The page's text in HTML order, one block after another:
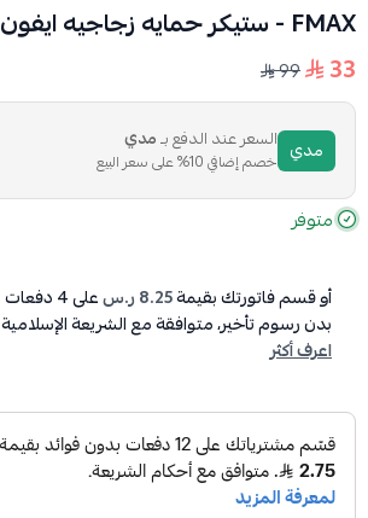
FMAX - ستيكر حمايه زجاجيه ايفون ملاقيف
33
99
مدي السعر عند الدفع بـمدي
خصم إضافي 10% على سعر البيع
متوفر
أو قسم فاتورتك بقيمة8.25 ر.س على4دفعات
بدون رسوم تأخير، متوافقة مع الشريعة الإسلامية
اعرف أكثر